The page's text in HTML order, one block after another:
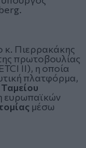
ο κ. Πιερρακάκης
πρωτοβουλίας
II), η οποία
πλατφόρμα,
ευρωπαϊκών
μέσω